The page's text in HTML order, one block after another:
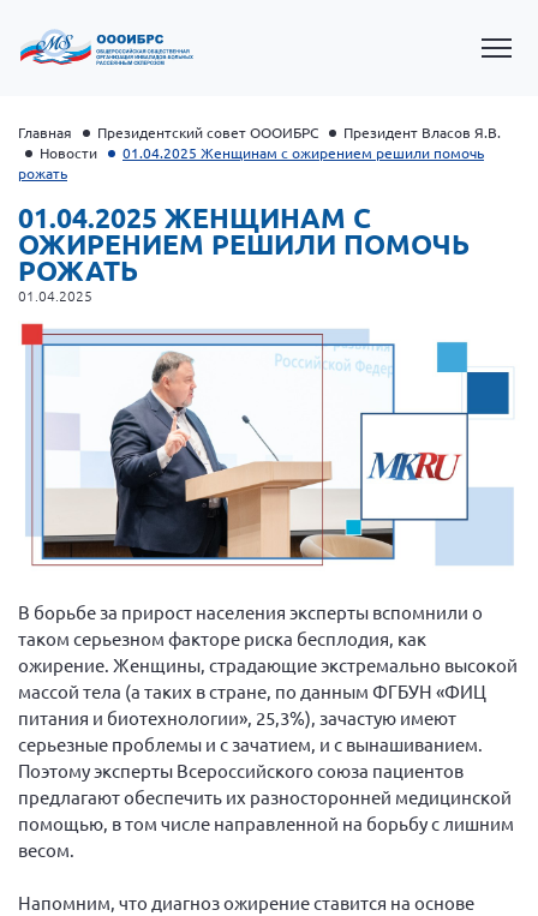
Президент Власов Я.В.
Первый вице-президент Кичигина Н. Ф.
Генеральный директор Матвиевская О.В.
Вице-президент Зрячева Н.В.
Вице-президент Шишлянников Ф.В.
Отдел международных отношений
Вице-президент Черненко Д.Е.
Вице-президент Валюх М.В.
Вице-президент Чернова А.В.
Вице-президент Цикорин И.В.
Вице-президент Груба Л.В.
Главный бухгалтер Жаворонкова Г.М.
Главная Президентский совет ОООИБРС
Президент Власов Я.В.
Новости
01.04.2025 Женщинам с ожирением решили помочь
рожать
01.04.2025 ЖЕНЩИНАМ С
ОЖИРЕНИЕМ РЕШИЛИ ПОМОЧЬ
РОЖАТЬ
01.04.2025
В борьбе за прирост населения эксперты вспомнили о
таком серьезном факторе риска бесплодия, как
ожирение. Женщины, страдающие экстремально высокой
массой тела (а таких в стране, по данным ФГБУН «ФИЦ
питания и биотехнологии», 25,3%), зачастую имеют
серьезные проблемы и с зачатием, и с вынашиванием.
Поэтому эксперты Всероссийского союза пациентов
предлагают обеспечить их разносторонней медицинской
помощью, в том числе направленной на борьбу с лишним
весом.
Напомним, что диагноз ожирение ставится на основе